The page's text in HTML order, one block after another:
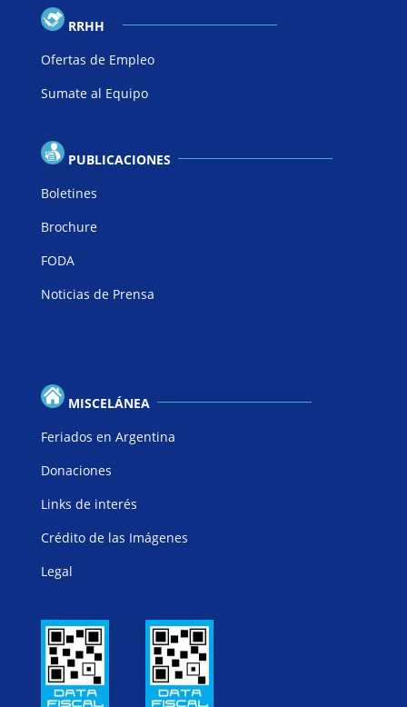
RRHH
Ofertas de Empleo
Sumate al Equipo
PUBLICACIONES
Boletines
Brochure
FODA
Noticias de Prensa
MISCELÁNEA
Feriados en Argentina
Donaciones
Links de interés
Crédito de las Imágenes
Legal